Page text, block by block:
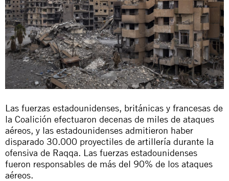
Las fuerzas estadounidenses, británicas y francesas de
la Coalición efectuaron decenas de miles de ataques
aéreos, y las estadounidenses admitieron haber
disparado 30.000 proyectiles de artillería durante la
ofensiva de Raqqa. Las fuerzas estadounidenses
fueron responsables de más del 90% de los ataques
aéreos.